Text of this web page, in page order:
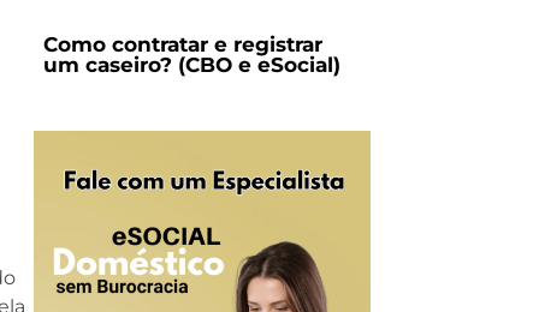
Como contratar e registrar
um caseiro? (CBO e eSocial)